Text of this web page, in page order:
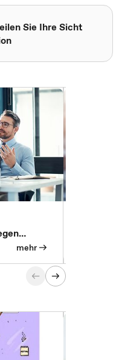
Sie Ihre Sicht
mehr